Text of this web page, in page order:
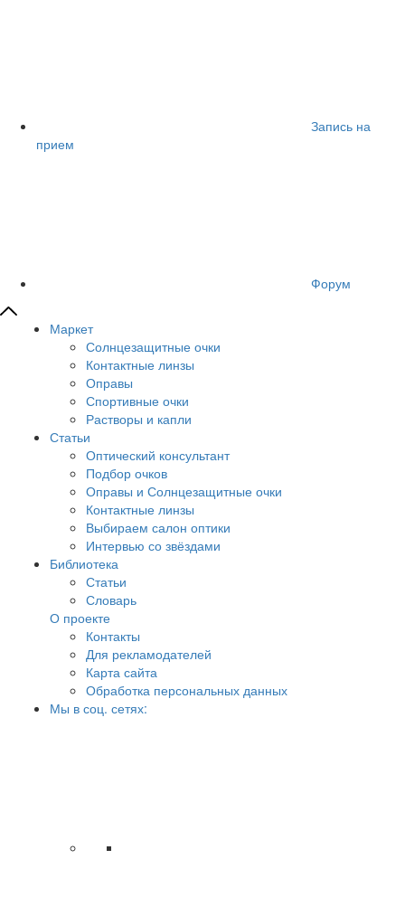
Запись на
прием
Форум
Маркет
Солнцезащитные очки
Контактные линзы
Оправы
Спортивные очки
Растворы и капли
Статьи
Оптический консультант
Подбор очков
Оправы и Солнцезащитные очки
Контактные линзы
Выбираем салон оптики
Интервью со звёздами
Библиотека
Статьи
Словарь
О проекте
Контакты
Для рекламодателей
Карта сайта
Обработка персональных данных
Мы в соц. сетях: